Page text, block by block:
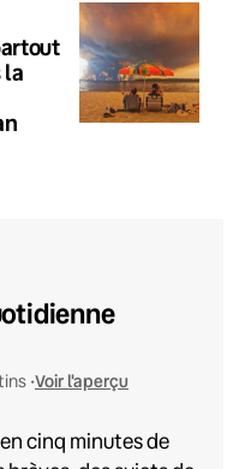
la
•Voir l'aperçu
cinq minutes de